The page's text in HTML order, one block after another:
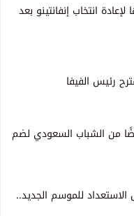
انتخاب إنفانتينو بعد
رئيس الفيفا
من الشباب السعودي لضم
الاستعداد للموسم الجديد..